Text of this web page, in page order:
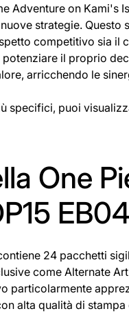
Adventure on
strategie.
competitivo sia il
il proprio
arricchendo le
specifici, puoi
One
EB04
24 pacchetti
come Alternate
particolarmente
alta qualità di